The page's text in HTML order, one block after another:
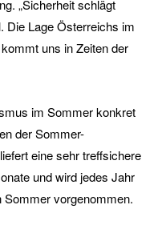
„Sicherheit schlägt
Die Lage Österreichs im
uns in Zeiten der
im Sommer konkret
der Sommer-
eine sehr treffsichere
und wird jedes Jahr
Sommer vorgenommen.